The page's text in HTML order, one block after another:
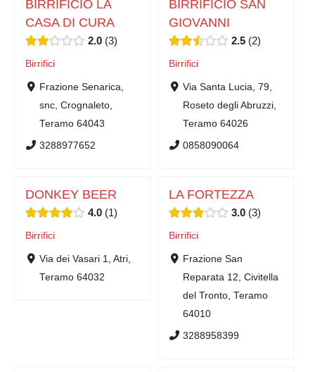
BIRRIFICIO LA
CASA DI CURA
2.0 3
Birrifici
Frazione Senarica,
snc, Crognaleto,
Teramo 64043
3288977652
BIRRIFICIO SAN
GIOVANNI
2.5 2
Birrifici
Via Santa Lucia, 79,
Roseto degli Abruzzi,
Teramo 64026
0858090064
DONKEY BEER
4.0 1
Birrifici
Via dei Vasari 1, Atri,
Teramo 64032
LA FORTEZZA
3.0 3
Birrifici
Frazione San
Reparata 12, Civitella
del Tronto, Teramo
64010
3288958399